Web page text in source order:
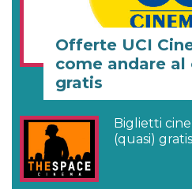
Offerte UCI
come andare al
gratis
Biglietti
(quasi)